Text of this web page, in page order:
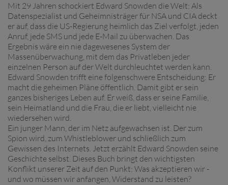
Mit 29 Jahren schockiert Edward Snowden die Welt: Als
Datenspezialist und Geheimnisträger für NSA und CIA deckt
er auf, dass die US-Regierung heimlich das Ziel verfolgt, jeden
Anruf, jede SMS und jede E-Mail zu überwachen. Das
Ergebnis wäre ein nie dagewesenes System der
Massenüberwachung, mit dem das Privatleben jeder
einzelnen Person auf der Welt durchleuchtet werden kann.
Edward Snowden trifft eine folgenschwere Entscheidung: Er
macht die geheimen Pläne öffentlich. Damit gibt er sein
ganzes bisheriges Leben auf. Er weiß, dass er seine Familie,
sein Heimatland und die Frau, die er liebt, vielleicht nie
wiedersehen wird.
Ein junger Mann, der im Netz aufgewachsen ist. Der zum
Spion wird, zum Whistleblower und schließlich zum
Gewissen des Internets. Jetzt erzählt Edward Snowden seine
Geschichte selbst. Dieses Buch bringt den wichtigsten
Konflikt unserer Zeit auf den Punkt: Was akzeptieren wir -
und wo müssen wir anfangen, Widerstand zu leisten?